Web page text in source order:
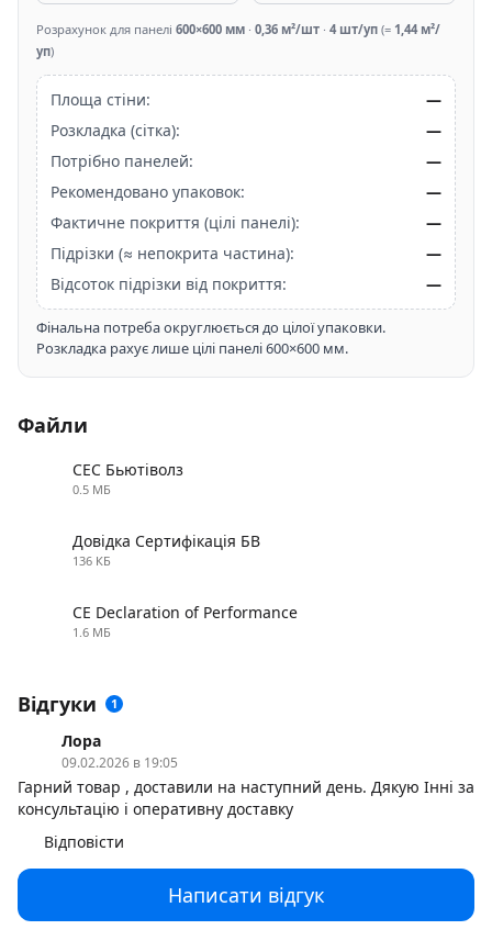
Розрахунок для панелі 600×600 мм · 0,36 м²/шт · 4 шт/уп (= 1,44 м²/
уп)
Площа стіни:
—
Розкладка (сітка):
—
Потрібно панелей:
—
Рекомендовано упаковок:
—
Фактичне покриття (цілі панелі):
—
Підрізки (≈ непокрита частина):
—
Відсоток підрізки від покриття:
—
Фінальна потреба округлюється до цілої упаковки.
Розкладка рахує лише цілі панелі 600×600 мм.
Файли
СЕС Бьютіволз
0.5 МБ
Довідка Сертифікація БВ
136 КБ
CE Declaration of Performance
1.6 МБ
Відгуки 1
Лора
09.02.2026 в 19:05
Гарний товар , доставили на наступний день. Дякую Інні за
консультацію і оперативну доставку
Відповісти
Написати відгук